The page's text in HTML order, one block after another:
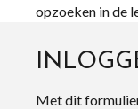
opzoeken in de
Met dit